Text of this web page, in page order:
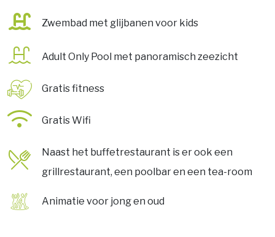
Zwembad met glijbanen voor kids
Adult Only Pool met panoramisch zeezicht
Gratis fitness
Gratis Wifi
Naast het buffetrestaurant is er ook een
grillrestaurant, een poolbar en een tea-room
Animatie voor jong en oud